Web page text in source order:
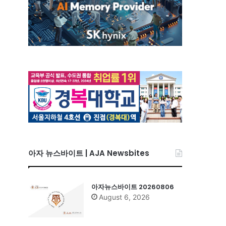
아자 뉴스바이트 | AJA Newsbites
아자뉴스바이트 20260806
August 6, 2026